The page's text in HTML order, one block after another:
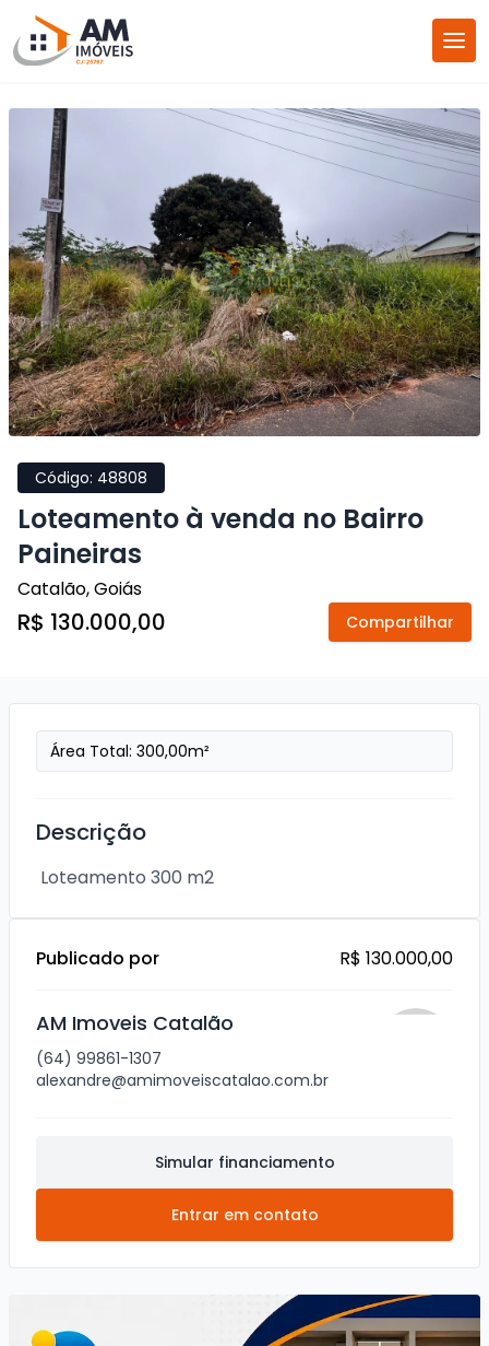
Código: 48808
Loteamento à venda no Bairro
Paineiras
Catalão,Goiás
R$ 130.000,00 Compartilhar
Área Total: 300,00m²
Descrição
Loteamento 300 m2
Publicado por R$ 130.000,00
AM Imoveis Catalão
(64) 99861-1307
alexandre@amimoveiscatalao.com.br
Simular financiamento
Entrar em contato